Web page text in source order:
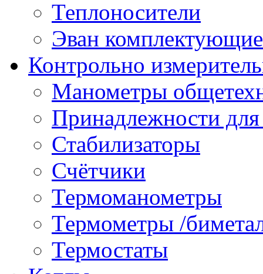
Теплоносители
Эван комплектующие
Контрольно
Манометры
Принадлежности
Стабилизаторы
Счётчики
Термоманометры
Термометры /
Термостаты